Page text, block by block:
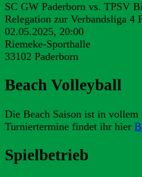
SC GW Paderborn vs. TPSV
Relegation zur Verbandsliga 4
02.05.2025, 20:00
Riemeke-Sporthalle
33102 Paderborn
Beach Volleyball
Die Beach Saison ist in vollem
Turniertermine findet ihr hier
Spielbetrieb